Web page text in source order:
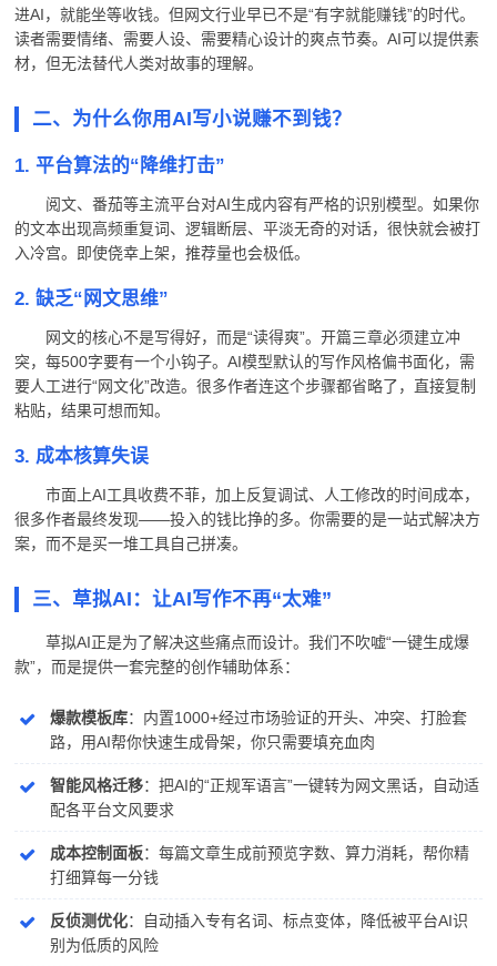
进AI，就能坐等收钱。但网文行业早已不是“有字就能赚钱”的时代。
读者需要情绪、需要人设、需要精心设计的爽点节奏。AI可以提供素
材，但无法替代人类对故事的理解。
二、为什么你用AI写小说赚不到钱？
1. 平台算法的“降维打击”
阅文、番茄等主流平台对AI生成内容有严格的识别模型。如果你
的文本出现高频重复词、逻辑断层、平淡无奇的对话，很快就会被打
入冷宫。即使侥幸上架，推荐量也会极低。
2. 缺乏“网文思维”
网文的核心不是写得好，而是“读得爽”。开篇三章必须建立冲
突，每500字要有一个小钩子。AI模型默认的写作风格偏书面化，需
要人工进行“网文化”改造。很多作者连这个步骤都省略了，直接复制
粘贴，结果可想而知。
3. 成本核算失误
市面上AI工具收费不菲，加上反复调试、人工修改的时间成本，
很多作者最终发现——投入的钱比挣的多。你需要的是一站式解决方
案，而不是买一堆工具自己拼凑。
三、草拟AI：让AI写作不再“太难”
草拟AI正是为了解决这些痛点而设计。我们不吹嘘“一键生成爆
款”，而是提供一套完整的创作辅助体系：
爆款模板库：内置1000+经过市场验证的开头、冲突、打脸套
路，用AI帮你快速生成骨架，你只需要填充血肉
智能风格迁移：把AI的“正规军语言”一键转为网文黑话，自动适
配各平台文风要求
成本控制面板：每篇文章生成前预览字数、算力消耗，帮你精
打细算每一分钱
反侦测优化：自动插入专有名词、标点变体，降低被平台AI识
别为低质的风险